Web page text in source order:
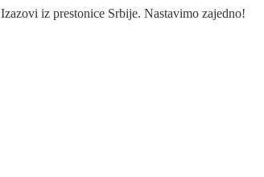
Izazovi iz prestonice Srbije. Nastavimo zajedno!